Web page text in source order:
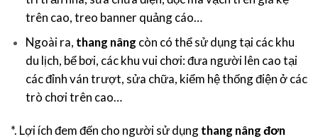
trên cao, treo banner quảng cáo…
Ngoài ra, thang nâng còn có thể sử dụng tại các khu
du lịch, bể bơi, các khu vui chơi: đưa người lên cao tại
các đỉnh ván trượt, sửa chữa, kiểm hệ thống điện ở các
trò chơi trên cao…
*. Lợi ích đem đến cho người sử dụngthang nâng đơn